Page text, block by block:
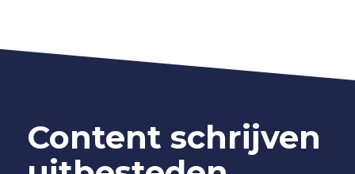
Content schrijven